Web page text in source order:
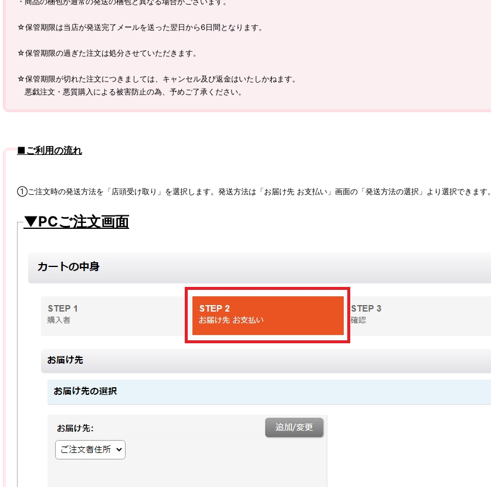
☆保管期限は当店が発送完了メールを送った翌日から6日間となります。
☆保管期限の過ぎた注文は処分させていただきます。
☆保管期限が切れた注文につきましては、キャンセル及び返金はいたしかねます。
悪戯注文・悪質購入による被害防止の為、予めご了承ください。
■ご利用の流れ
①ご注文時の発送方法を「店頭受け取り」を選択します。発送方法は「お届け先 お支払い」画面の「発送方法の選択」より選択できます。
▼PCご注文画面